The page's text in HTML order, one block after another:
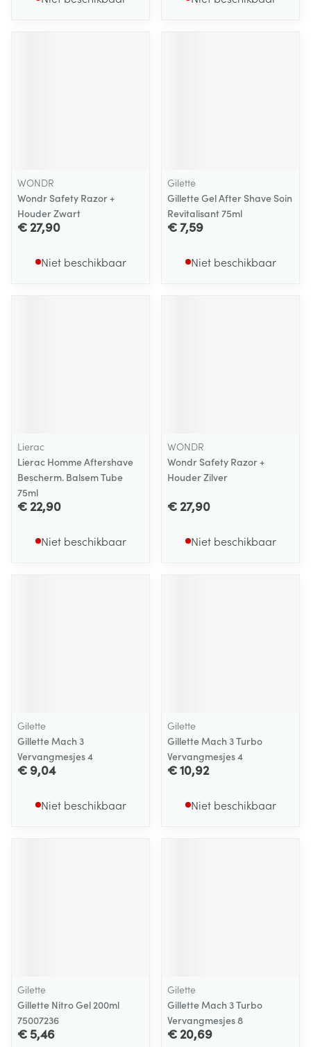
WONDR
Wondr Safety Razor +
Houder Zwart
€ 27,90
Niet beschikbaar
Gilette
Gillette Gel After Shave Soin
Revitalisant 75ml
€ 7,59
Niet beschikbaar
Lierac
Lierac Homme Aftershave
Bescherm. Balsem Tube
75ml
€ 22,90
Niet beschikbaar
WONDR
Wondr Safety Razor +
Houder Zilver
€ 27,90
Niet beschikbaar
Gilette
Gillette Mach 3
Vervangmesjes 4
€ 9,04
Niet beschikbaar
Gilette
Gillette Mach 3 Turbo
Vervangmesjes 4
€ 10,92
Niet beschikbaar
Gilette
Gillette Nitro Gel 200ml
75007236
€ 5,46
Gilette
Gillette Mach 3 Turbo
Vervangmesjes 8
€ 20,69